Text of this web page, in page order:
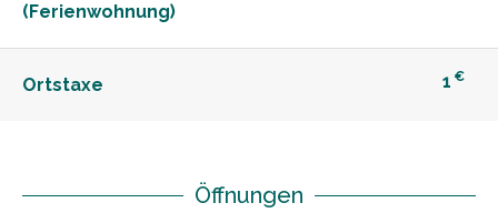
(Ferienwohnung)
Ortstaxe 1 €
Öffnungen